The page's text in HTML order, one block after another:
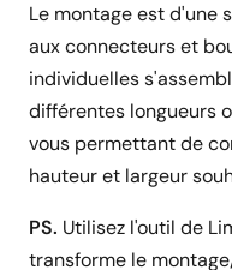
Le montage est d'une
aux connecteurs et
individuelles
différentes longueurs
vous permettant de
hauteur et largeur
PS. Utilisez l'outil de
transforme le